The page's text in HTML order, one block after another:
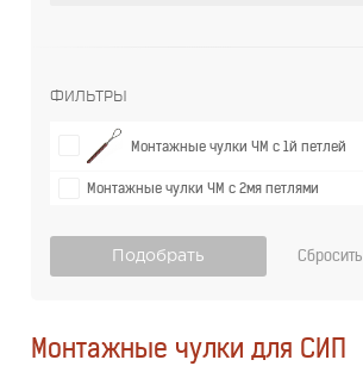
Фильтры
Монтажные чулки ЧМ с 1й петлей
Монтажные чулки ЧМ с 2мя петлями
Подобрать Сбросить
Монтажные чулки для СИП